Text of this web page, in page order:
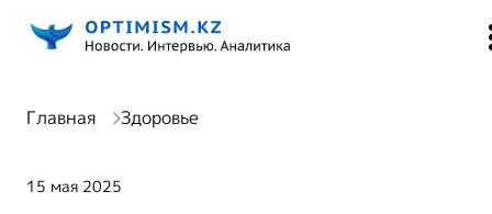
Главная Здоровье
15 мая 2025